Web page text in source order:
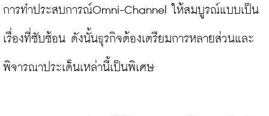
การทำประสบการณ์Omni-Channel ให้สมบูรณ์แบบเป็น
เรื่องที่ซับซ้อน ดังนั้นธุรกิจต้องเตรียมการหลายส่วนและ
พิจารณาประเด็นเหล่านี้เป็นพิเศษ